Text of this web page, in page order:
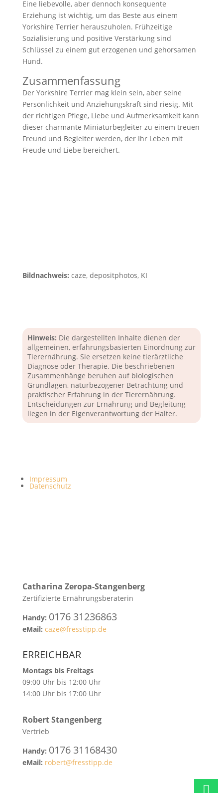
Eine liebevolle, aber dennoch konsequente
Erziehung ist wichtig, um das Beste aus einem
Yorkshire Terrier herauszuholen. Frühzeitige
Sozialisierung und positive Verstärkung sind
Schlüssel zu einem gut erzogenen und gehorsamen
Hund.
Zusammenfassung
Der Yorkshire Terrier mag klein sein, aber seine
Persönlichkeit und Anziehungskraft sind riesig. Mit
der richtigen Pflege, Liebe und Aufmerksamkeit kann
dieser charmante Miniaturbegleiter zu einem treuen
Freund und Begleiter werden, der Ihr Leben mit
Freude und Liebe bereichert.
Bildnachweis: caze, depositphotos, KI
Hinweis: Die dargestellten Inhalte dienen der
allgemeinen, erfahrungsbasierten Einordnung zur
Tierernährung. Sie ersetzen keine tierärztliche
Diagnose oder Therapie. Die beschriebenen
Zusammenhänge beruhen auf biologischen
Grundlagen, naturbezogener Betrachtung und
praktischer Erfahrung in der Tierernährung.
Entscheidungen zur Ernährung und Begleitung
liegen in der Eigenverantwortung der Halter.
Impressum
Datenschutz
Catharina Zeropa-Stangenberg
Zertifizierte Ernährungsberaterin
Handy: 0176 31236863
eMail: caze@fresstipp.de
ERREICHBAR
Montags bis Freitags
09:00 Uhr bis 12:00 Uhr
14:00 Uhr bis 17:00 Uhr
RobertStangenberg
Vertrieb
Handy: 0176 31168430
eMail: robert@fresstipp.de